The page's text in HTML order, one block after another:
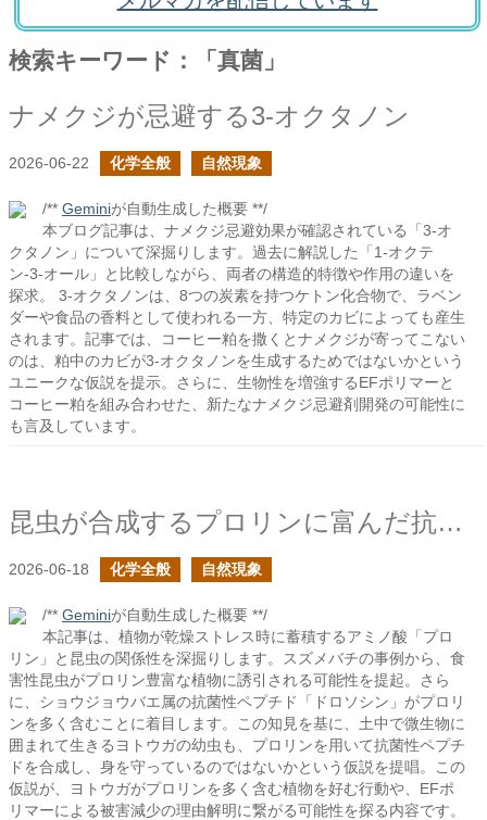
検索キーワード：「真菌」
ナメクジが忌避する3-オクタノン
2026-06-22 化学全般 自然現象
/** Geminiが自動生成した概要 **/
本ブログ記事は、ナメクジ忌避効果が確認されている「3-オ
クタノン」について深掘りします。過去に解説した「1-オクテ
ン-3-オール」と比較しながら、両者の構造的特徴や作用の違いを
探求。 3-オクタノンは、8つの炭素を持つケトン化合物で、ラベン
ダーや食品の香料として使われる一方、特定のカビによっても産生
されます。記事では、コーヒー粕を撒くとナメクジが寄ってこない
のは、粕中のカビが3-オクタノンを生成するためではないかという
ユニークな仮説を提示。さらに、生物性を増強するEFポリマーと
コーヒー粕を組み合わせた、新たなナメクジ忌避剤開発の可能性に
も言及しています。
昆虫が合成するプロリンに富んだ抗菌性ペプチド
2026-06-18 化学全般 自然現象
/** Geminiが自動生成した概要 **/
本記事は、植物が乾燥ストレス時に蓄積するアミノ酸「プロ
リン」と昆虫の関係性を深掘りします。スズメバチの事例から、食
害性昆虫がプロリン豊富な植物に誘引される可能性を提起。さら
に、ショウジョウバエ属の抗菌性ペプチド「ドロソシン」がプロリ
ンを多く含むことに着目します。この知見を基に、土中で微生物に
囲まれて生きるヨトウガの幼虫も、プロリンを用いて抗菌性ペプチ
ドを合成し、身を守っているのではないかという仮説を提唱。この
仮説が、ヨトウガがプロリンを多く含む植物を好む行動や、EFポ
リマーによる被害減少の理由解明に繋がる可能性を探る内容です。